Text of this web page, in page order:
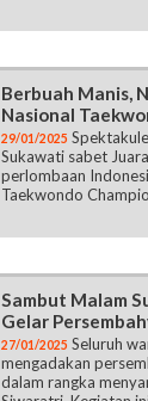
Berbuah Manis,
Nasional
29/01/2025
Sukawati sabet
perlombaan
Taekwondo
Sambut Malam
Gelar
27/01/2025 Seluruh
mengadakan
dalam rangka